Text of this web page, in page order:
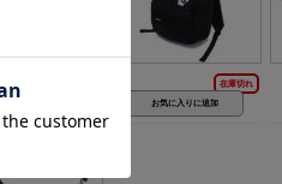
在庫切れ